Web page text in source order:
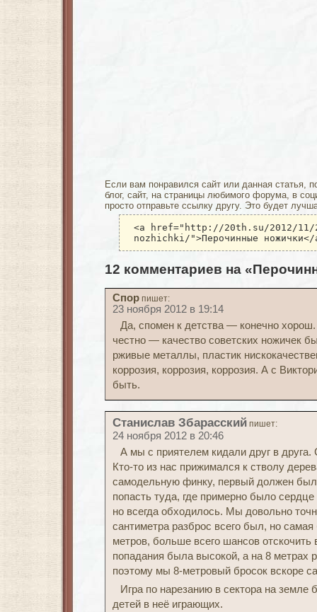
Если вам понравился сайт или данная статья,
блог, сайт, на страницы любимого форума, в
просто отправьте ссылку другу. Это будет
<a href="http://20th.su/2012/11/
nozhichki/">Перочинные ножички</
12 комментариев на
Спор пишет:
23 ноября 2012 в 19:14
Да, спомен к детства — конечно
честно — качество советских ножичек
рживые металлы, пластик
коррозия, коррозия, коррозия. А с
быть.
Станислав Збарасский пишет:
24 ноября 2012 в 20:46
А мы с приятелем кидали друг в друга.
Кто-то из нас прижимался к стволу
самодельную финку, первый должен был
попасть туда, где примерно было
но всегда обходилось. Мы довольно
сантиметра разброс всего был, но
метров, больше всего шансов отскочить
попадания была высокой, а на 8 метрах
поэтому мы 8-метровый бросок вскоре
Игра по нарезанию в сектора на земле
детей в неё играющих.